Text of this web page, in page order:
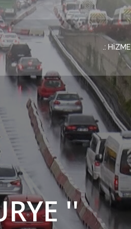
.:
''